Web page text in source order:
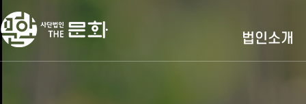
법인소개